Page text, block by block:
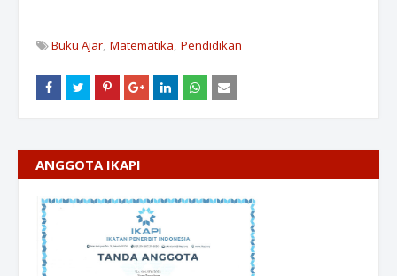
Buku Ajar Matematika Pendidikan
ANGGOTA IKAPI